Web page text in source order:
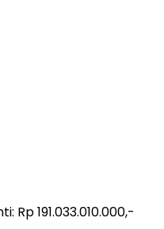
Rp 191.033.010.000,-